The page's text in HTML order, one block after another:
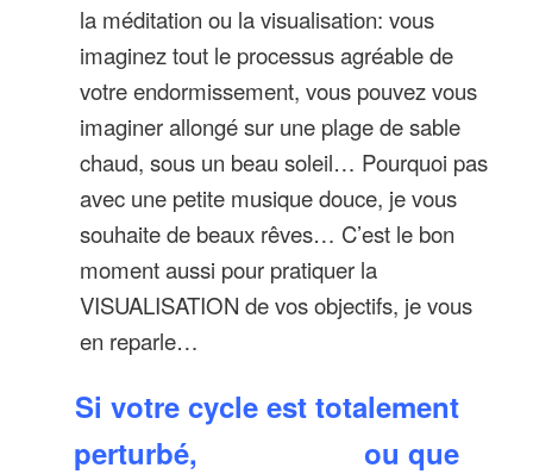
la méditation ou la visualisation: vous
imaginez tout le processus agréable de
votre endormissement, vous pouvez vous
imaginer allongé sur une plage de sable
chaud, sous un beau soleil… Pourquoi pas
avec une petite musique douce, je vous
souhaite de beaux rêves… C’est le bon
moment aussi pour pratiquer la
VISUALISATION de vos objectifs, je vous
en reparle…
Si votre cycle est totalement
perturbé, ou que